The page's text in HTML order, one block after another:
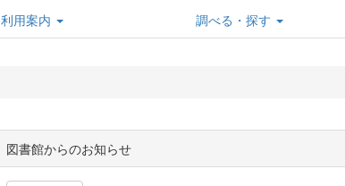
利用案内 調べる・探す
図書館からのお知らせ